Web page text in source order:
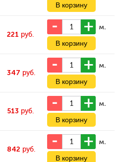
221 руб.
м.
347 руб.
м.
513 руб.
м.
842 руб.
м.